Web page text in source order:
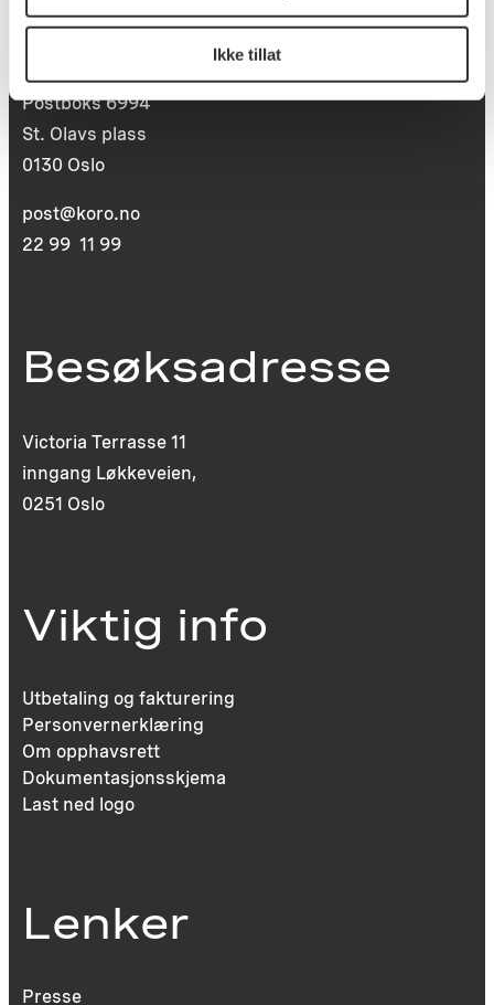
Ikke tillat
Postadresse
Postboks 6994
St. Olavs plass
0130 Oslo
post@koro.no
22 99 11 99
Besøksadresse
Victoria Terrasse 11
inngang Løkkeveien,
0251 Oslo
Viktig info
Utbetaling og fakturering
Personvernerklæring
Om opphavsrett
Dokumentasjonsskjema
Last ned logo
Lenker
Presse